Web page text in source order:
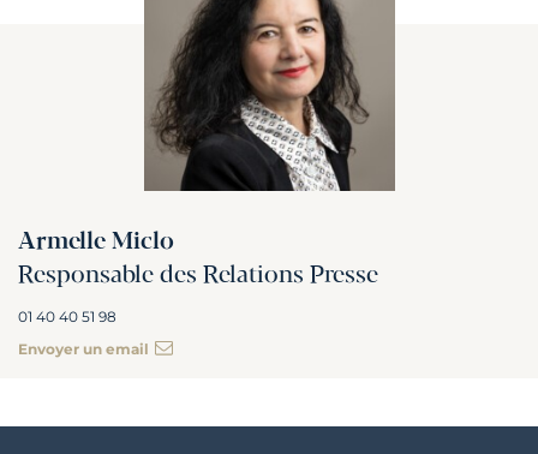
Armelle Miclo
Responsable des Relations Presse
01 40 40 51 98
Envoyer un email